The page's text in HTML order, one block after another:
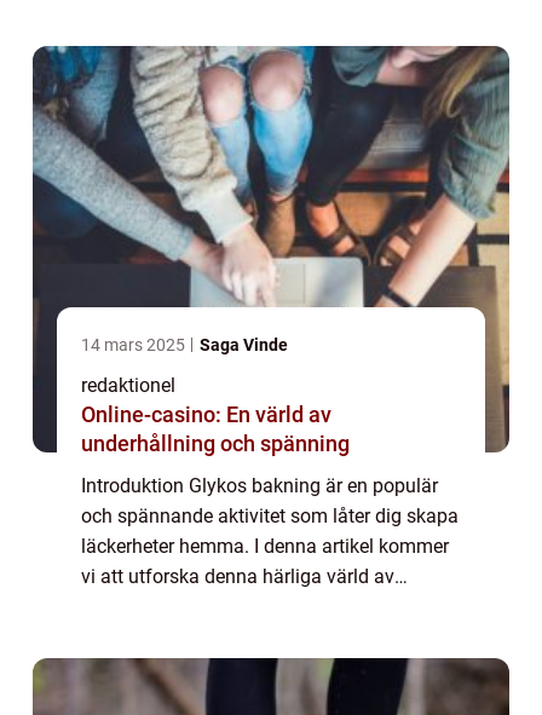
14 mars 2025 Saga Vinde
redaktionel
Online-casino: En värld av
underhållning och spänning
Introduktion Glykos bakning är en populär
och spännande aktivitet som låter dig skapa
läckerheter hemma. I denna artikel kommer
vi att utforska denna härliga värld av